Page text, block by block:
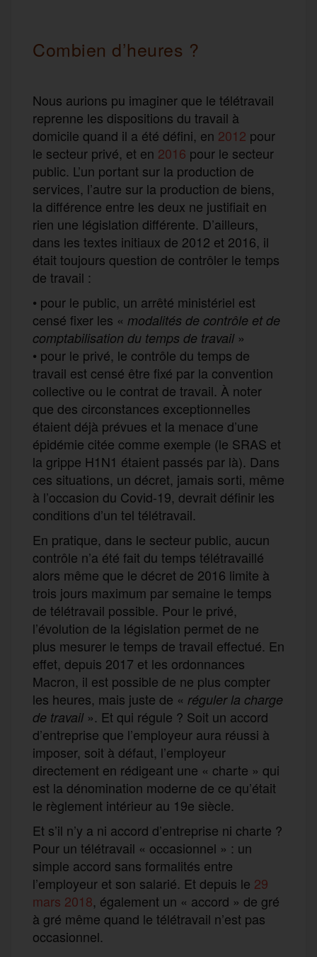
Combien d’heures ?
Nous aurions pu imaginer que le télétravail
reprenne les dispositions du travail à
domicile quand il a été défini, en 2012 pour
le secteur privé, et en 2016 pour le secteur
public. L’un portant sur la production de
services, l’autre sur la production de biens,
la différence entre les deux ne justifiait en
rien une législation différente. D’ailleurs,
dans les textes initiaux de 2012 et 2016, il
était toujours question de contrôler le temps
de travail :
• pour le public, un arrêté ministériel est
censé fixer les « modalités de contrôle et de
comptabilisation du temps de travail»
• pour le privé, le contrôle du temps de
travail est censé être fixé par la convention
collective ou le contrat de travail. À noter
que des circonstances exceptionnelles
étaient déjà prévues et la menace d’une
épidémie citée comme exemple (le SRAS et
la grippe H1N1 étaient passés par là). Dans
ces situations, un décret, jamais sorti, même
à l’occasion du Covid-19, devrait définir les
conditions d’un tel télétravail.
En pratique, dans le secteur public, aucun
contrôle n’a été fait du temps télétravaillé
alors même que le décret de 2016 limite à
trois jours maximum par semaine le temps
de télétravail possible. Pour le privé,
l’évolution de la législation permet de ne
plus mesurer le temps de travail effectué. En
effet, depuis 2017 et les ordonnances
Macron, il est possible de ne plus compter
les heures, mais juste de « réguler la charge
de travail». Et qui régule ? Soit un accord
d’entreprise que l’employeur aura réussi à
imposer, soit à défaut, l’employeur
directement en rédigeant une « charte » qui
est la dénomination moderne de ce qu’était
le règlement intérieur au 19e siècle.
Et s’il n’y a ni accord d’entreprise ni charte ?
Pour un télétravail « occasionnel » : un
simple accord sans formalités entre
l’employeur et son salarié. Et depuis le 29
mars 2018, également un « accord » de gré
à gré même quand le télétravail n’est pas
occasionnel.